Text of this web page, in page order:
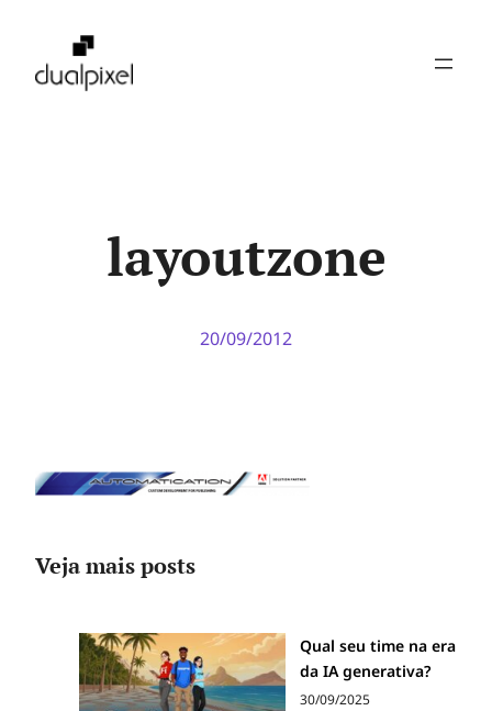
layoutzone
20/09/2012
Veja mais posts
Qual seu time na era
da IA generativa?
30/09/2025